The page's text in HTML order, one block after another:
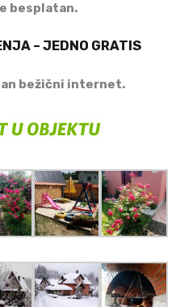
besplatan.
– JEDNO GRATIS
bežični internet.